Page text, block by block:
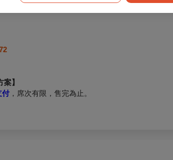
礙手冊，陪同者與身障者需同時入場
】
付 ，席次有限，售完為止。